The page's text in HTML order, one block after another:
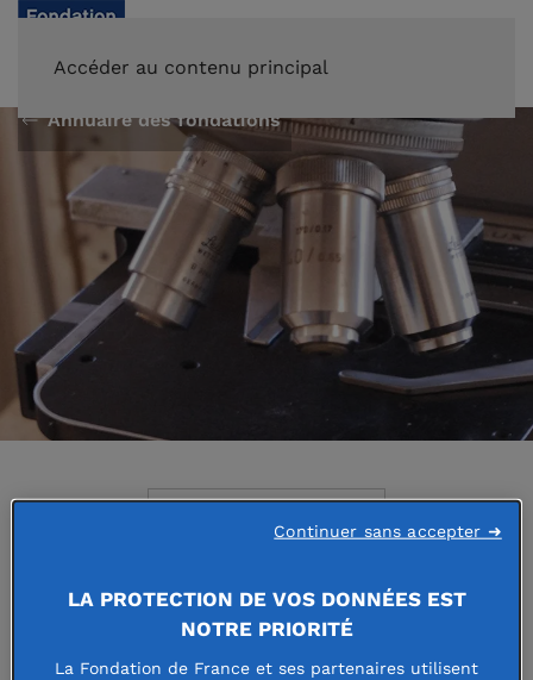
Accéder au contenu principal
Annuaire des fondations
Abritée par
LA PROTECTION DE VOS DONNÉES EST
NOTRE PRIORITÉ
La Fondation de France et ses partenaires utilisent
Continuer sans accepter ➜